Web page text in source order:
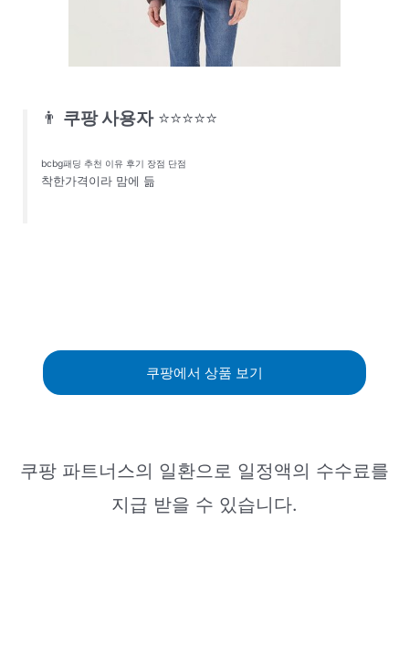
👨 쿠팡 사용자 ⭐⭐⭐⭐⭐
bcbg패딩 추천 이유 후기 장점 단점
착한가격이라 맘에 듦
쿠팡에서 상품 보기
쿠팡 파트너스의 일환으로 일정액의 수수료를
지급 받을 수 있습니다.